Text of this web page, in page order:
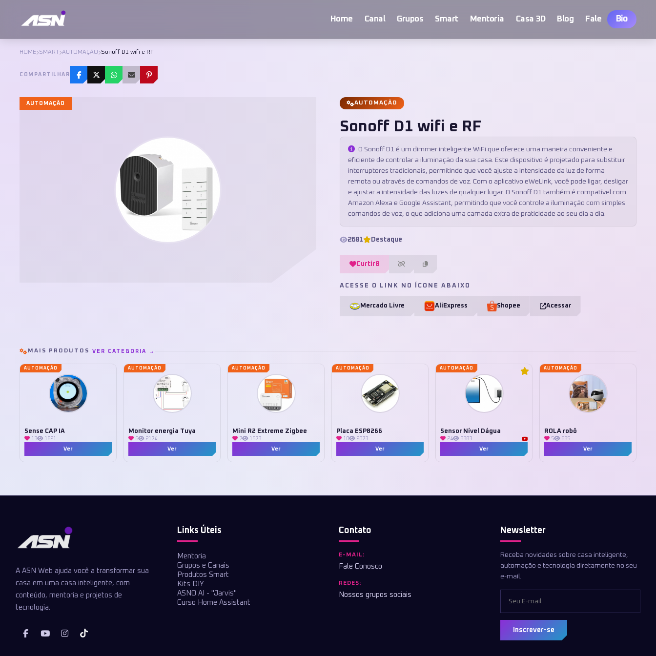
Home Canal Grupos Smart Mentoria Casa 3D Blog Fale Bio
HOME SMART AUTOMAÇÃO Sonoff D1 wifi e RF
COMPARTILHAR
AUTOMAÇÃO AUTOMAÇÃO
Sonoff D1 wifi e RF
O Sonoff D1 é um dimmer inteligente WiFi que oferece uma maneira conveniente e
eficiente de controlar a iluminação da sua casa. Este dispositivo é projetado para substituir
interruptores tradicionais, permitindo que você ajuste a intensidade da luz de forma
remota ou através de comandos de voz. Com o aplicativo eWeLink, você pode ligar, desligar
e ajustar a intensidade das luzes de qualquer lugar. O Sonoff D1 também é compatível com
Amazon Alexa e Google Assistant, permitindo que você controle a iluminação com simples
comandos de voz, o que adiciona uma camada extra de praticidade ao seu dia a dia.
2681 Destaque
Curtir8
ACESSE O LINK NO ÍCONE ABAIXO
Mercado Livre AliExpress Shopee Acessar
MAIS PRODUTOS VER CATEGORIA →
AUTOMAÇÃO
Sense CAP IA
13
1821
Ver
AUTOMAÇÃO
Monitor energia Tuya
6
2174
Ver
AUTOMAÇÃO
Mini R2 Extreme Zigbee
7
1573
Ver
AUTOMAÇÃO
Placa ESP8266
10
2073
Ver
AUTOMAÇÃO
Sensor Nível Dágua
24
3383
Ver
AUTOMAÇÃO
ROLA robô
5
635
Ver
A ASN Web ajuda você a transformar sua
casa em uma casa inteligente, com
conteúdo, mentoria e projetos de
tecnologia.
Links Úteis
Mentoria
Grupos e Canais
Produtos Smart
Kits DIY
ASNO AI - "Jarvis"
Curso Home Assistant
Contato
E-MAIL:
Fale Conosco
REDES:
Nossos grupos sociais
Newsletter
Receba novidades sobre casa inteligente,
automação e tecnologia diretamente no seu
e-mail.
Inscrever-se